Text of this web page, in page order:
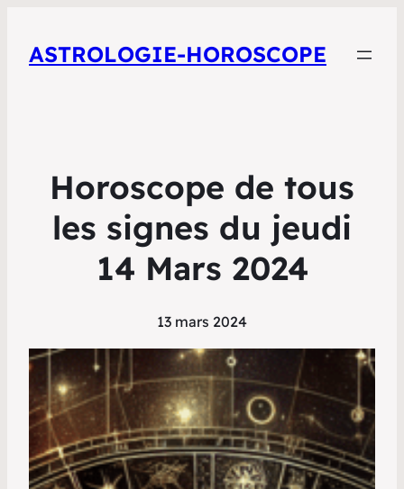
ASTROLOGIE-HOROSCOPE
Horoscope de tous
les signes du jeudi
14 Mars 2024
13 mars 2024